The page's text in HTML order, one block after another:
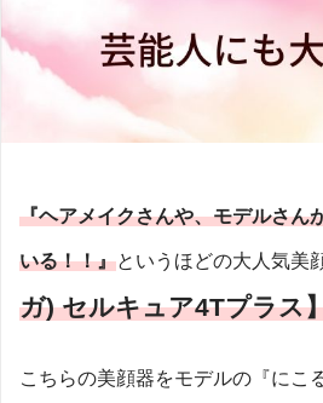
『ヘアメイクさんや、モデルさん
いる！！』というほどの大人気美
ガ) セルキュア4Tプラス
こちらの美顔器をモデルの『にこ